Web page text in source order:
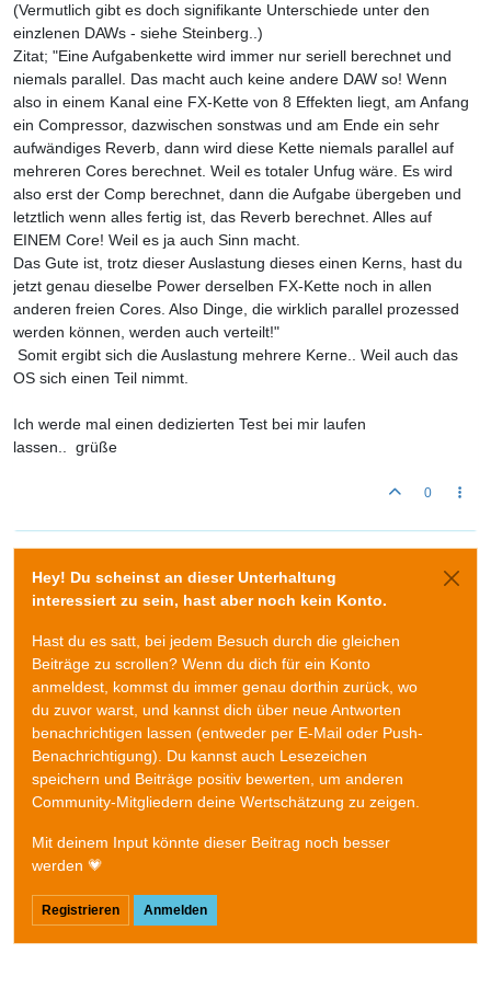
(Vermutlich gibt es doch signifikante Unterschiede unter den
einzlenen DAWs - siehe Steinberg..)
Zitat; "Eine Aufgabenkette wird immer nur seriell berechnet und
niemals parallel. Das macht auch keine andere DAW so! Wenn
also in einem Kanal eine FX-Kette von 8 Effekten liegt, am Anfang
ein Compressor, dazwischen sonstwas und am Ende ein sehr
aufwändiges Reverb, dann wird diese Kette niemals parallel auf
mehreren Cores berechnet. Weil es totaler Unfug wäre. Es wird
also erst der Comp berechnet, dann die Aufgabe übergeben und
letztlich wenn alles fertig ist, das Reverb berechnet. Alles auf
EINEM Core! Weil es ja auch Sinn macht.
Das Gute ist, trotz dieser Auslastung dieses einen Kerns, hast du
jetzt genau dieselbe Power derselben FX-Kette noch in allen
anderen freien Cores. Also Dinge, die wirklich parallel prozessed
werden können, werden auch verteilt!"
Somit ergibt sich die Auslastung mehrere Kerne.. Weil auch das
OS sich einen Teil nimmt.
Ich werde mal einen dedizierten Test bei mir laufen
lassen.. grüße
0
Hey! Du scheinst an dieser Unterhaltung
interessiert zu sein, hast aber noch kein Konto.
Hast du es satt, bei jedem Besuch durch die gleichen
Beiträge zu scrollen? Wenn du dich für ein Konto
anmeldest, kommst du immer genau dorthin zurück, wo
du zuvor warst, und kannst dich über neue Antworten
benachrichtigen lassen (entweder per E-Mail oder Push-
Benachrichtigung). Du kannst auch Lesezeichen
speichern und Beiträge positiv bewerten, um anderen
Community-Mitgliedern deine Wertschätzung zu zeigen.
Mit deinem Input könnte dieser Beitrag noch besser
werden 💗
Registrieren Anmelden